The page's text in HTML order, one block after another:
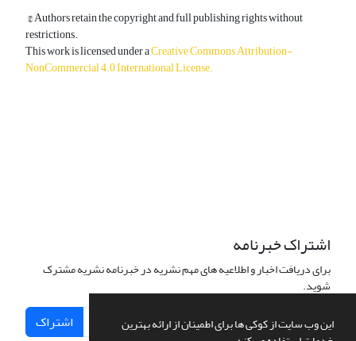
این وب سایت از کوکی ها برای اطمینان از ارائه بهترین
© Authors retain the copyright and full publishing rights without
restrictions.
This work is licensed under aCreative Commons Attribution-
NonCommercial 4.0 International License.
اشتراک خبرنامه
برای دریافت اخبار و اطلاعیه های مهم نشریه در خبرنامه نشریه مشترک
شوید.
اشتراک